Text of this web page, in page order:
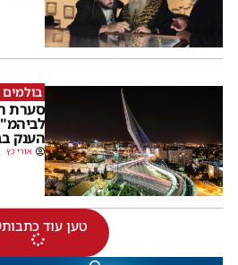
סערת
הענק
אורי כץ
טען עוד כתבות